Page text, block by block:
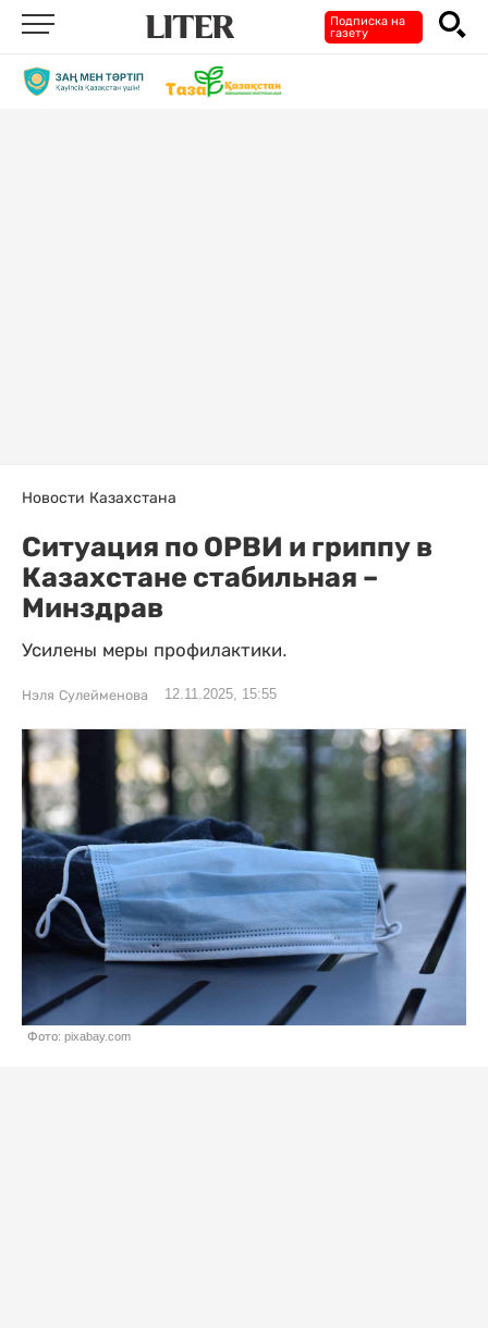
Подписка на
газету
Новости Казахстана
Ситуация по ОРВИ и гриппу в
Казахстане стабильная –
Минздрав
Усилены меры профилактики.
Нэля Сулейменова 12.11.2025, 15:55
Фото: pixabay.com